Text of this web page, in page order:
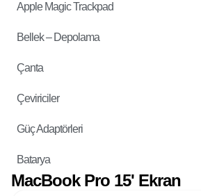
Apple Magic Trackpad
Bellek – Depolama
Çanta
Çeviriciler
Güç Adaptörleri
Batarya
MacBook Pro 15' Ekran